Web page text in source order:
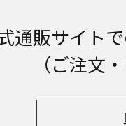
通販サイト
（ご注文